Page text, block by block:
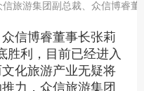
信旅游集团副总裁、众信博睿董
信博睿董事长张莉
胜利，目前已经进入
化旅游产业无疑将
力，众信旅游集团